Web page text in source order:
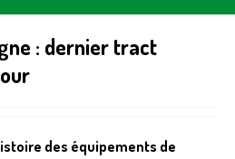
: dernier tract
des équipements de